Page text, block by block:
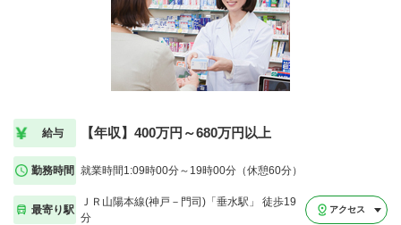
給与 【年収】400万円～680万円以上
勤務時間 就業時間1:09時00分～19時00分（休憩60分）
最寄り駅
ＪＲ山陽本線(神戸－門司)「垂水駅」 徒歩19
分
アクセス